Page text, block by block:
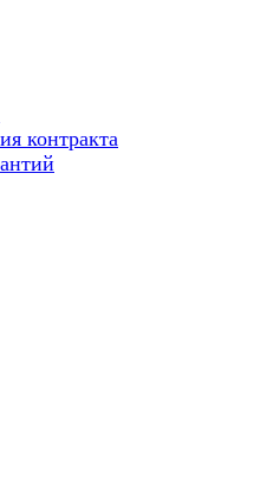
контракта